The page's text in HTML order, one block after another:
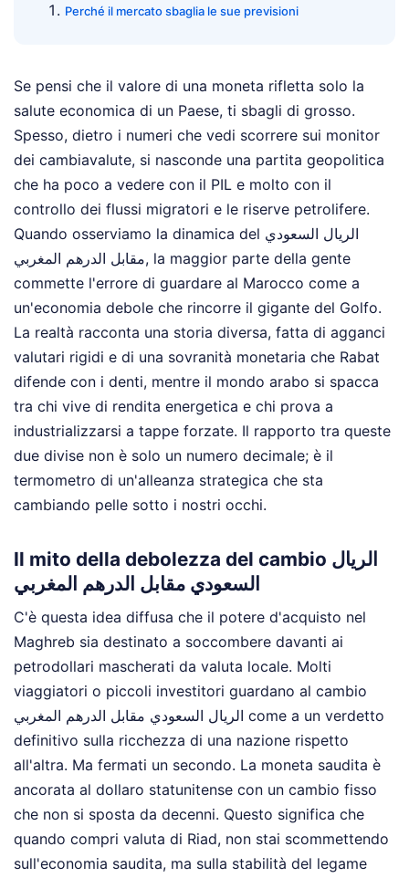
Perché il mercato sbaglia le sue previsioni
Se pensi che il valore di una moneta rifletta solo la
salute economica di un Paese, ti sbagli di grosso.
Spesso, dietro i numeri che vedi scorrere sui monitor
dei cambiavalute, si nasconde una partita geopolitica
che ha poco a vedere con il PIL e molto con il
controllo dei flussi migratori e le riserve petrolifere.
Quando osserviamo la dinamica del الريال السعودي
مقابل الدرهم المغربي, la maggior parte della gente
commette l'errore di guardare al Marocco come a
un'economia debole che rincorre il gigante del Golfo.
La realtà racconta una storia diversa, fatta di agganci
valutari rigidi e di una sovranità monetaria che Rabat
difende con i denti, mentre il mondo arabo si spacca
tra chi vive di rendita energetica e chi prova a
industrializzarsi a tappe forzate. Il rapporto tra queste
due divise non è solo un numero decimale; è il
termometro di un'alleanza strategica che sta
cambiando pelle sotto i nostri occhi.
Il mito della debolezza del cambio الريال
السعودي مقابل الدرهم المغربي
C'è questa idea diffusa che il potere d'acquisto nel
Maghreb sia destinato a soccombere davanti ai
petrodollari mascherati da valuta locale. Molti
viaggiatori o piccoli investitori guardano al cambio
الريال السعودي مقابل الدرهم المغربي come a un verdetto
definitivo sulla ricchezza di una nazione rispetto
all'altra. Ma fermati un secondo. La moneta saudita è
ancorata al dollaro statunitense con un cambio fisso
che non si sposta da decenni. Questo significa che
quando compri valuta di Riad, non stai scommettendo
sull'economia saudita, ma sulla stabilità del legame